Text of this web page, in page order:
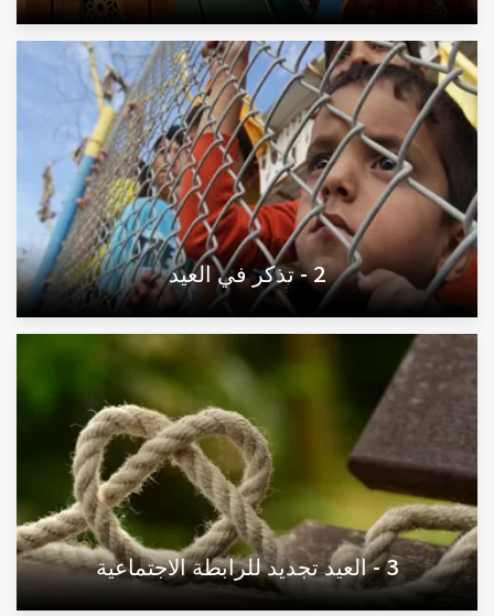
2 - تذكر في العيد
3 - العيد تجديد للرابطة الاجتماعية